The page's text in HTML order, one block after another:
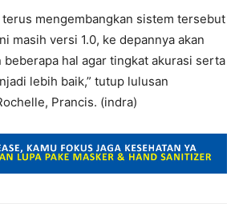
terus mengembangkan sistem tersebut
masih versi 1.0, ke depannya akan
hal agar tingkat akurasi serta
lebih baik,” tutup lulusan
Prancis. (indra)